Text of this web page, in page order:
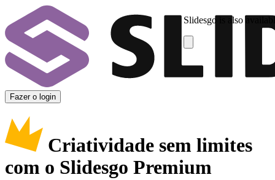
Slidesgo is also
Fazer o login
Criatividade sem limites
com o Slidesgo Premium